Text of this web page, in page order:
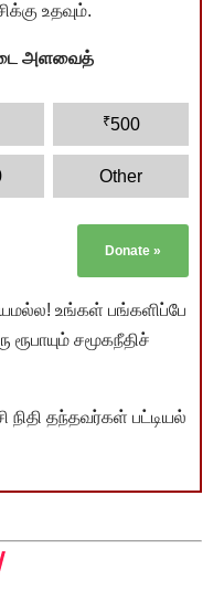
உதவும்.
அளவைத்
₹500
Other
Donate »
உங்கள் பங்களிப்பே
சமூகநீதிச்
தந்தவர்கள் பட்டியல்